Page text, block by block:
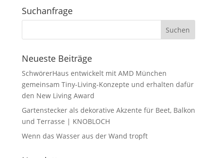
Suchanfrage
Neueste Beiträge
SchwörerHaus entwickelt mit AMD München
gemeinsam Tiny-Living-Konzepte und erhalten dafür
den New Living Award
Gartenstecker als dekorative Akzente für Beet, Balkon
und Terrasse | KNOBLOCH
Wenn das Wasser aus der Wand tropft